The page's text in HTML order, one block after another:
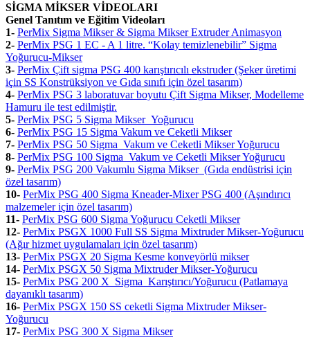
SİGMA MİKSER VİDEOLARI
Genel Tanıtım ve Eğitim Videoları
1- PerMix Sigma Mikser & Sigma Mikser Extruder Animasyon
2- PerMix PSG 1 EC - A 1 litre. “Kolay temizlenebilir” Sigma
Yoğurucu-Mikser
3- PerMix Çift sigma PSG 400 karıştırıcılı ekstruder (Şeker üretimi
için SS Konstrüksiyon ve Gıda sınıfı için özel tasarım)
4- PerMix PSG 3 laboratuvar boyutu Çift Sigma Mikser, Modelleme
Hamuru ile test edilmiştir.
5- PerMix PSG 5 Sigma Mikser Yoğurucu
6- PerMix PSG 15 Sigma Vakum ve Ceketli Mikser
7- PerMix PSG 50 Sigma Vakum ve Ceketli Mikser Yoğurucu
8- PerMix PSG 100 Sigma Vakum ve Ceketli Mikser Yoğurucu
9- PerMix PSG 200 Vakumlu Sigma Mikser (Gıda endüstrisi için
özel tasarım)
10- PerMix PSG 400 Sigma Kneader-Mixer PSG 400 (Aşındırıcı
malzemeler için özel tasarım)
11- PerMix PSG 600 Sigma Yoğurucu Ceketli Mikser
12- PerMix PSGX 1000 Full SS Sigma Mixtruder Mikser-Yoğurucu
(Ağır hizmet uygulamaları için özel tasarım)
13- PerMix PSGX 20 Sigma Kesme konveyörlü mikser
14- PerMix PSGX 50 Sigma Mixtruder Mikser-Yoğurucu
15- PerMix PSG 200 X Sigma Karıştırıcı/Yoğurucu (Patlamaya
dayanıklı tasarım)
16- PerMix PSGX 150 SS ceketli Sigma Mixtruder Mikser-
Yoğurucu
17- PerMix PSG 300 X Sigma Mikser